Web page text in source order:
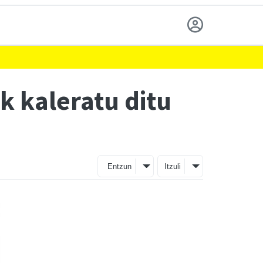
kaleratu ditu
Entzun Itzuli